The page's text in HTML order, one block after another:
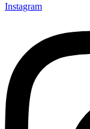
Instagram